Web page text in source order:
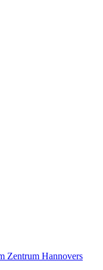
Zentrum Hannovers